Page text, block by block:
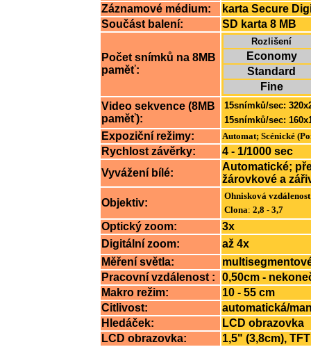
Záznamové médium:
karta Secure
Součást balení:
SD karta 8 MB
Počet snímků na 8MB
paměť:
Rozlišení
Economy
Standard
Fine
Video sekvence (8MB
paměť):
15snímků/sec:
15snímků/sec:
Expoziční režimy: Automat; Scénické
Rychlost závěrky:
4 - 1/1000 sec
Vyvážení bílé:
Automatické;
žárovkové a
Objektiv:
Ohnisková vzdálenost
Clona: 2,8 - 3,7
Optický zoom:
3x
Digitální zoom:
až 4x
Měření světla:
Pracovní vzdálenost :
0,50cm -
Makro režim:
10 - 55 cm
Citlivost:
automatická/
Hledáček:
LCD obrazovka
LCD obrazovka:
1,5" (3,8cm),